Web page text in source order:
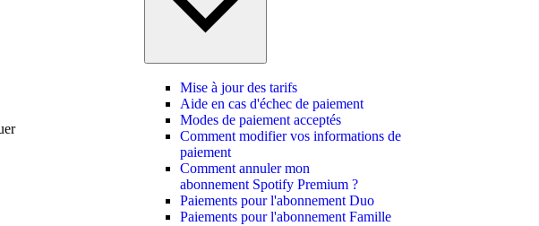
Mise à jour des tarifs
Aide en cas d'échec de paiement
Modes de paiement acceptés
Comment modifier vos informations de
paiement
Comment annuler mon
abonnement Spotify Premium ?
Paiements pour l'abonnement Duo
Paiements pour l'abonnement Famille